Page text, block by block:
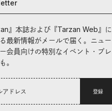
』本誌および『Tarzan Web』に
最新情報がメールで届く。ニュー
会員向けの特別なイベント・プレ
。
登録